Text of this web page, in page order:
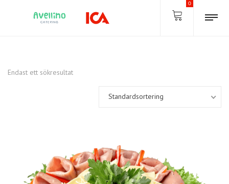
0
Endast ett sökresultat
Standardsortering